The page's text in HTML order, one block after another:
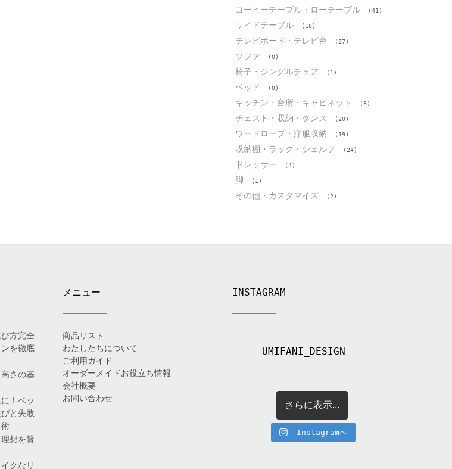
コーヒーテーブル・ローテーブル (41)
サイドテーブル (18)
テレビボード・テレビ台 (27)
ソファ (0)
椅子・シングルチェア (1)
ベッド (0)
キッチン・台所・キャビネット (6)
チェスト・収納・タンス (20)
ワードローブ・洋服収納 (19)
収納棚・ラック・シェルフ (24)
ドレッサー (4)
脚 (1)
その他・カスタマイズ (2)
方完全
を徹底
さの基
！ベッ
と失敗
想を賢
クなリ
メニュー
商品リスト
わたしたちについて
ご利用ガイド
オーダーメイドお役立ち情報
会社概要
お問い合わせ
INSTAGRAM
UMIFANI_DESIGN
さらに表示...
Instagramへ